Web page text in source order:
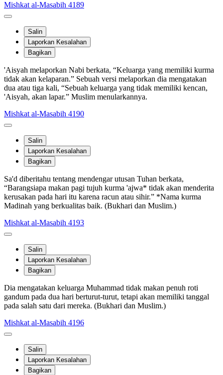
Mishkat al-Masabih 4189
Salin
Laporkan Kesalahan
Bagikan
'Aisyah melaporkan Nabi berkata, “Keluarga yang memiliki kurma
tidak akan kelaparan.” Sebuah versi melaporkan dia mengatakan
dua atau tiga kali, “Sebuah keluarga yang tidak memiliki kencan,
'Aisyah, akan lapar.” Muslim menularkannya.
Mishkat al-Masabih 4190
Salin
Laporkan Kesalahan
Bagikan
Sa'd diberitahu tentang mendengar utusan Tuhan berkata,
“Barangsiapa makan pagi tujuh kurma 'ajwa* tidak akan menderita
kerusakan pada hari itu karena racun atau sihir.” *Nama kurma
Madinah yang berkualitas baik. (Bukhari dan Muslim.)
Mishkat al-Masabih 4193
Salin
Laporkan Kesalahan
Bagikan
Dia mengatakan keluarga Muhammad tidak makan penuh roti
gandum pada dua hari berturut-turut, tetapi akan memiliki tanggal
pada salah satu dari mereka. (Bukhari dan Muslim.)
Mishkat al-Masabih 4196
Salin
Laporkan Kesalahan
Bagikan